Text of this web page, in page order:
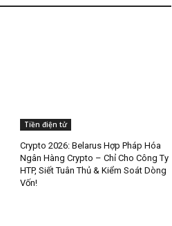
Tiền điện tử
Crypto 2026: Belarus Hợp Pháp Hóa
Ngân Hàng Crypto – Chỉ Cho Công Ty
HTP, Siết Tuân Thủ & Kiểm Soát Dòng
Vốn!